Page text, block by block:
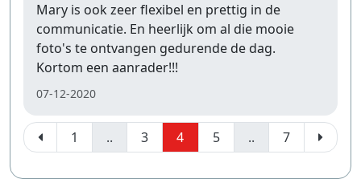
Mary is ook zeer flexibel en prettig in de
communicatie. En heerlijk om al die mooie
foto's te ontvangen gedurende de dag.
Kortom een aanrader!!!
07-12-2020
1 .. 3 4 5 .. 7